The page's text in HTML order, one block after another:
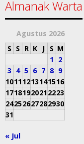
Almanak Warta
Agustus 2026
S S R K J S M
1 2
3 4 5 6 7 8 9
10111213141516
17181920212223
24252627282930
31
« Jul